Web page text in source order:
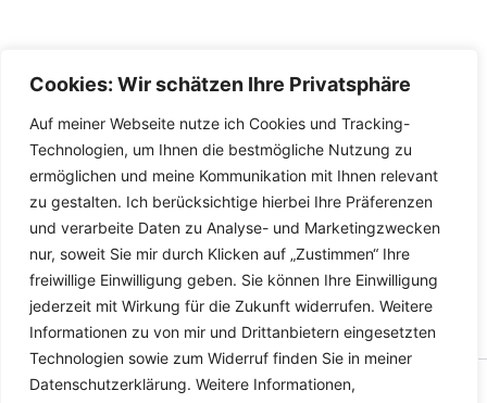
Cookies: Wir schätzen Ihre Privatsphäre
Auf meiner Webseite nutze ich Cookies und Tracking-
Technologien, um Ihnen die bestmögliche Nutzung zu
ermöglichen und meine Kommunikation mit Ihnen relevant
zu gestalten. Ich berücksichtige hierbei Ihre Präferenzen
und verarbeite Daten zu Analyse- und Marketingzwecken
nur, soweit Sie mir durch Klicken auf „Zustimmen“ Ihre
freiwillige Einwilligung geben. Sie können Ihre Einwilligung
jederzeit mit Wirkung für die Zukunft widerrufen. Weitere
Informationen zu von mir und Drittanbietern eingesetzten
Technologien sowie zum Widerruf finden Sie in meiner
Datenschutzerklärung. Weitere Informationen,
Copyright © 2026 Versandhandel für Fahrzeugteile, Ersatzteile